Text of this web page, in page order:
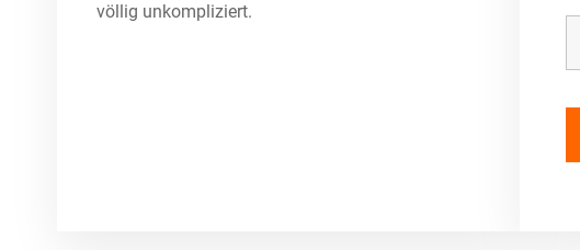
völlig unkompliziert.